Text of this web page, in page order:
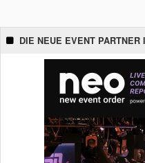
DIE NEUE EVENT PARTNER